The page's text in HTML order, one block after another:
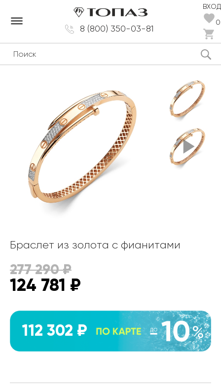
8 (800) 350-03-81
ВХОД
0
dehaze
Браслет из золота с фианитами
277 290₽
124 781 ₽
112 302 ₽